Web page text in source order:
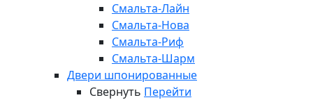
Смальта-Лайн
Смальта-Нова
Смальта-Риф
Смальта-Шарм
Двери шпонированные
Свернуть Перейти